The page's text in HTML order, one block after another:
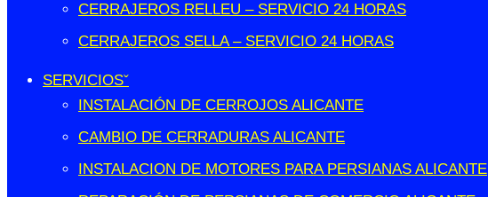
CERRAJEROS RELLEU – SERVICIO 24 HORAS
CERRAJEROS SELLA – SERVICIO 24 HORAS
SERVICIOS
INSTALACIÓN DE CERROJOS ALICANTE
CAMBIO DE CERRADURAS ALICANTE
INSTALACION DE MOTORES PARA PERSIANAS ALICANTE